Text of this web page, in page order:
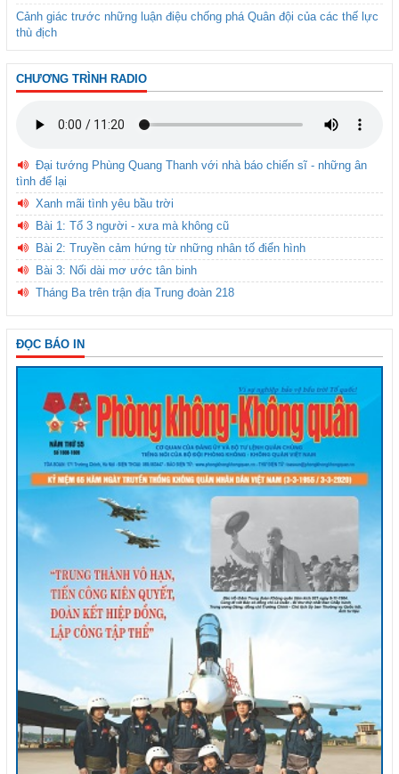
Cảnh giác trước những luận điệu chống phá Quân đội của các thế lực
thù địch
CHƯƠNG TRÌNH RADIO
Đại tướng Phùng Quang Thanh với nhà báo chiến sĩ - những ân
tình để lại
Xanh mãi tình yêu bầu trời
Bài 1: Tổ 3 người - xưa mà không cũ
Bài 2: Truyền cảm hứng từ những nhân tố điển hình
Bài 3: Nối dài mơ ước tân binh
Tháng Ba trên trận địa Trung đoàn 218
ĐỌC BÁO IN